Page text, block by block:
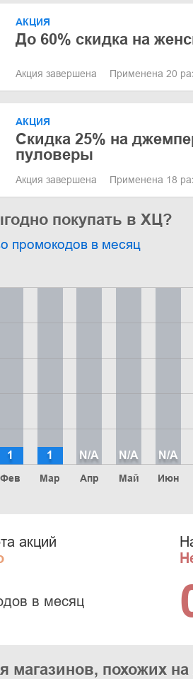
АКЦИЯ
До 60% скидка на
Акция завершена Применена 20
АКЦИЯ
Скидка 25% на
пуловеры
Акция завершена Применена 18
покупать в ХЦ?
промокодов в месяц
Фев
1
Мар
1
Апр
N/A
Май
N/A
Июн
N/A
акций
в месяц
магазинов, похожих